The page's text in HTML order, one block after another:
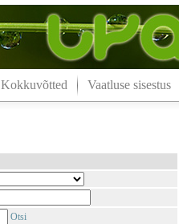
Kokkuvõtted Vaatluse sisestus
Otsi